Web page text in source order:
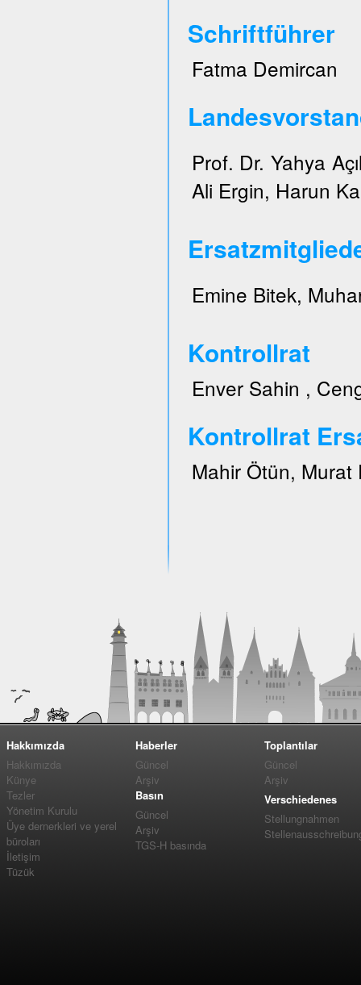
Schriftführer
Fatma Demircan
Prof. Dr. Yahya
Ali Ergin, Harun
Emine Bitek,
Kontrollrat
Enver Sahin ,
Kontrollrat
Mahir Ötün, Murat
Hakkımızda
Hakkımızda
Künye
Tezler
Yönetim Kurulu
Üye dernerkleri ve yerel
büroları
İletişim
Tüzük
Haberler
Güncel
Arşiv
Basın
Güncel
Arşiv
TGS-H basında
Toplantılar
Güncel
Arşiv
Verschiedenes
Stellungnahmen